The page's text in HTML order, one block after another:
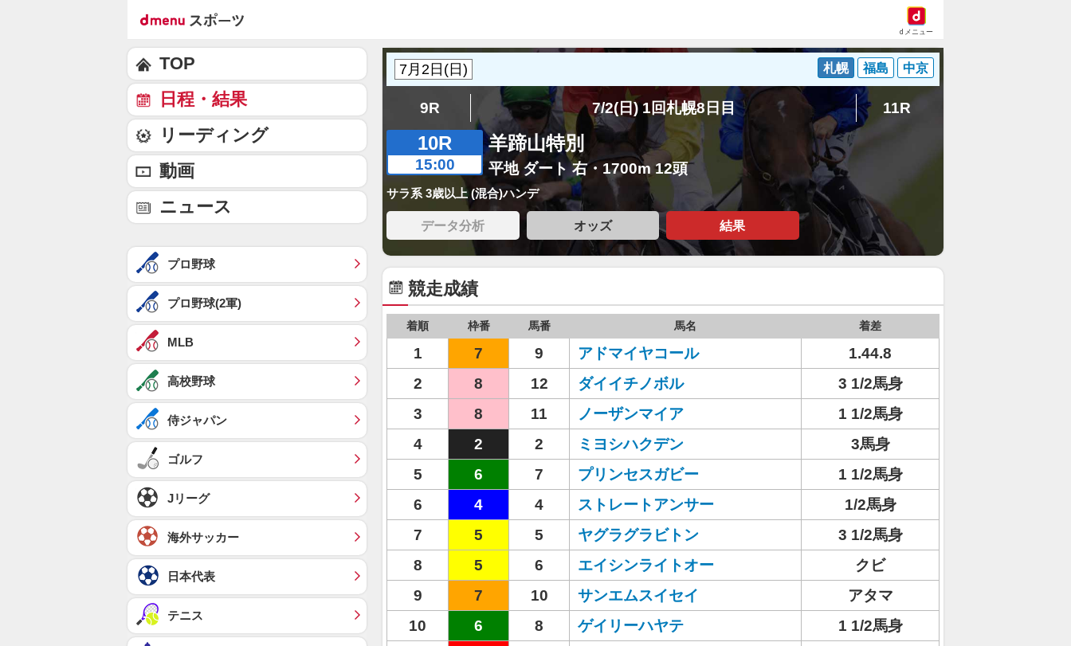
dメニュー
札幌 福島 中京
9R 7/2(日) 1回札幌8日目 11R
10R
15:00
羊蹄山特別
平地 ダート 右・1700m 12頭
サラ系 3歳以上 (混合)ハンデ
データ分析 オッズ 結果
競走成績
着順 枠番 馬番 馬名 着差
1 7 9 アドマイヤコール
1.44.8
2
8 12 ダイイチノボル
3 1/2馬身
3
8 11 ノーザンマイア
1 1/2馬身
4
2 2 ミヨシハクデン
3馬身
5
6 7 プリンセスガビー
1 1/2馬身
6
4 4 ストレートアンサー
1/2馬身
7
5 5 ヤグラグラビトン
3 1/2馬身
8
5 6 エイシンライトオー
クビ
9
7 10 サンエムスイセイ
アタマ
10
6 8 ゲイリーハヤテ
1 1/2馬身
TOP
日程・結果
リーディング
動画
ニュース
プロ野球
プロ野球(2軍)
MLB
高校野球
侍ジャパン
ゴルフ
Jリーグ
海外サッカー
日本代表
テニス